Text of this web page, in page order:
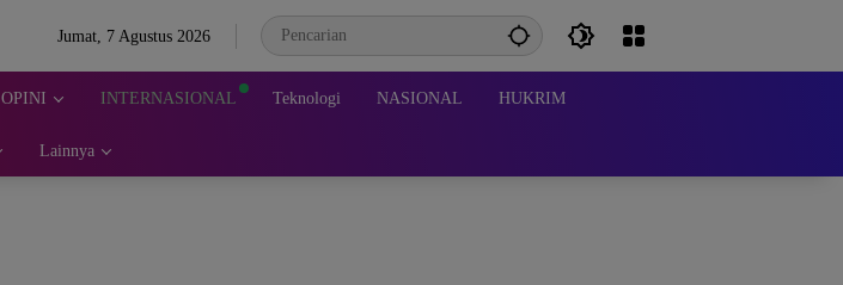
Jumat, 7 Agustus 2026
OPINI INTERNASIONAL Teknologi NASIONAL HUKRIM
Lainnya